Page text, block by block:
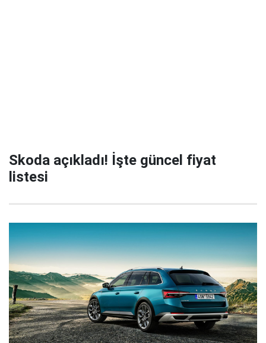
Skoda açıkladı! İşte güncel fiyat
listesi